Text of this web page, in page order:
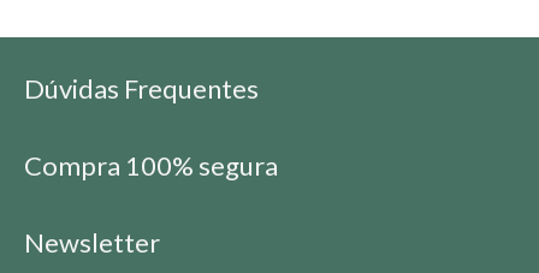
Dúvidas Frequentes
Compra 100% segura
Newsletter